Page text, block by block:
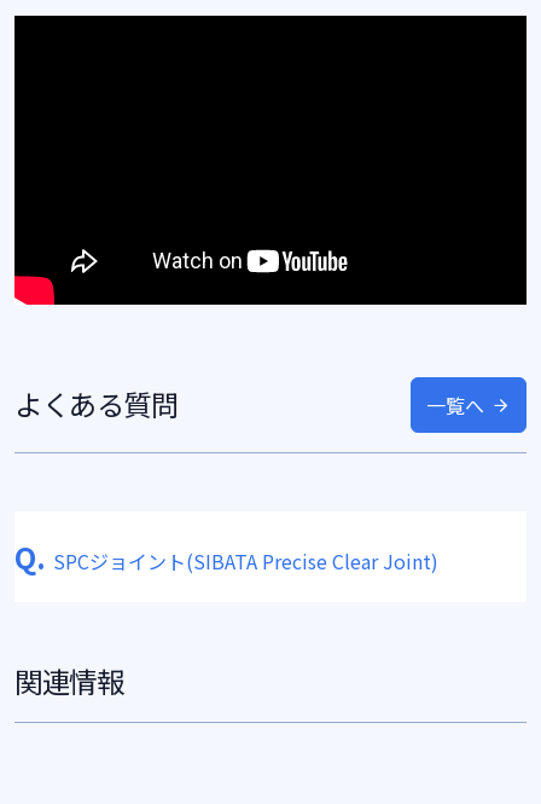
よくある質問 一覧へ
Q. SPCジョイント(SIBATA Precise Clear Joint)
関連情報